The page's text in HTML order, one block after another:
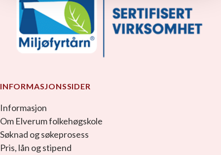
INFORMASJONSSIDER
Informasjon
Om Elverum folkehøgskole
Søknad og søkeprosess
Pris, lån og stipend